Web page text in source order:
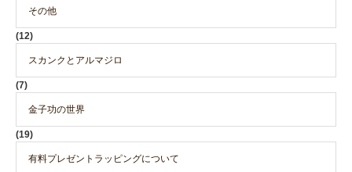
その他
(12)
スカンクとアルマジロ
(7)
金子功の世界
(19)
有料プレゼントラッピングについて